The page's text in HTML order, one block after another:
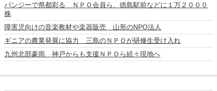
パンジーで県都彩る ＮＰＯ会員ら、徳島駅前などに１万２０００
株
障害児向けの音楽教材や楽器販売 山形のNPO法人
ギニアの農業発展に協力 三島のＮＰＯが研修生受け入れ
九州北部豪雨 神戸からも支援ＮＰＯら続々現地へ